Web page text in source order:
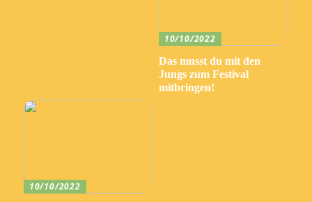
10/10/2022
Das musst du mit den
Jungs zum Festival
mitbringen!
10/10/2022